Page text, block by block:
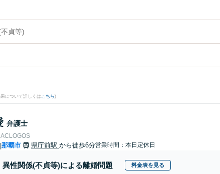
覇市内の弁護士に相談予約したい』などでお困りの相談者さんにおすすめです。
貞等)
について詳しくは こちら)
弁護士
|那覇市 県庁前駅 から徒歩6分営業時間：本日定休日
異性関係(不貞等)による離婚問題 料金表を見る